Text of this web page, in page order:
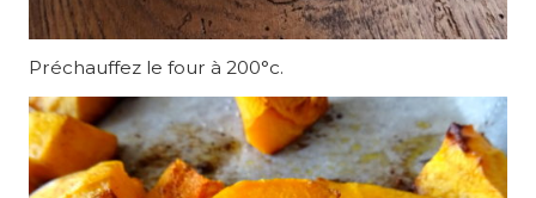
Préchauffez le four à 200°c.